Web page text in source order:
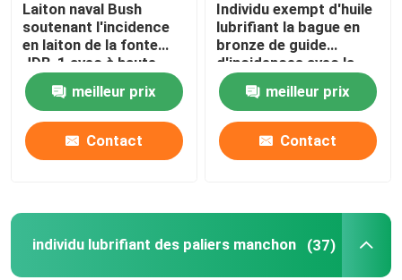
Cage de roulement à billes
Incidences en bronze enveloppées
Bagues en bronze solides
Laiton naval Bush
soutenant l'incidence
en laiton de la fonte
JDB-1 avec à haute
résistance
meilleur prix
Contact
Individu exempt d'huile
lubrifiant la bague en
bronze de guide
d'incidences avec la
surface polie
meilleur prix
Contact
individu lubrifiant des paliers manchon (37)